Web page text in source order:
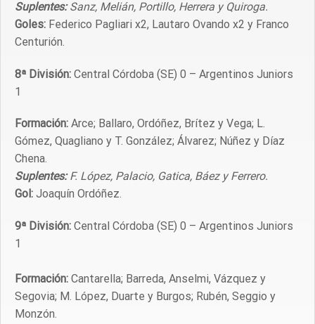
Suplentes:Sanz, Melián, Portillo, Herrera y Quiroga.
Goles: Federico Pagliari x2, Lautaro Ovando x2 y Franco
Centurión.
8ª División: Central Córdoba (SE) 0 – Argentinos Juniors
1
Formación: Arce; Ballaro, Ordóñez, Brítez y Vega; L.
Gómez, Quagliano y T. González; Álvarez; Núñez y Díaz
Chena.
Suplentes:F. López, Palacio, Gatica, Báez y Ferrero.
Gol: Joaquín Ordóñez.
9ª División: Central Córdoba (SE) 0 – Argentinos Juniors
1
Formación: Cantarella; Barreda, Anselmi, Vázquez y
Segovia; M. López, Duarte y Burgos; Rubén, Seggio y
Monzón.